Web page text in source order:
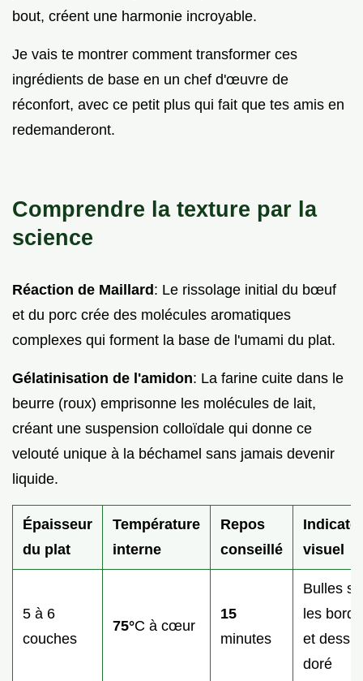
bout, créent une harmonie incroyable.
Je vais te montrer comment transformer ces
ingrédients de base en un chef d'œuvre de
réconfort, avec ce petit plus qui fait que tes amis en
redemanderont.
Comprendre la texture par la
science
Réaction de Maillard: Le rissolage initial du bœuf
et du porc crée des molécules aromatiques
complexes qui forment la base de l'umami du plat.
Gélatinisation de l'amidon: La farine cuite dans le
beurre (roux) emprisonne les molécules de lait,
créant une suspension colloïdale qui donne ce
velouté unique à la béchamel sans jamais devenir
liquide.
Épaisseur
du plat
Température
interne
Repos
conseillé
visuel
5 à 6
couches
75°C à cœur
15
minutes
Bulles
les bords
et
doré